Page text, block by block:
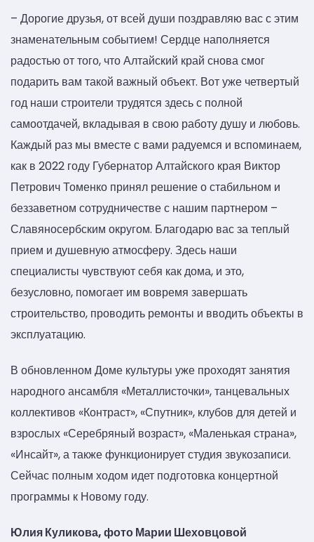
– Дорогие друзья, от всей души поздравляю вас с этим
знаменательным событием! Сердце наполняется
радостью от того, что Алтайский край снова смог
подарить вам такой важный объект. Вот уже четвертый
год наши строители трудятся здесь с полной
самоотдачей, вкладывая в свою работу душу и любовь.
Каждый раз мы вместе с вами радуемся и вспоминаем,
как в 2022 году Губернатор Алтайского края Виктор
Петрович Томенко принял решение о стабильном и
беззаветном сотрудничестве с нашим партнером –
Славяносербским округом. Благодарю вас за теплый
прием и душевную атмосферу. Здесь наши
специалисты чувствуют себя как дома, и это,
безусловно, помогает им вовремя завершать
строительство, проводить ремонты и вводить объекты в
эксплуатацию.
В обновленном Доме культуры уже проходят занятия
народного ансамбля «Металлисточки», танцевальных
коллективов «Контраст», «Спутник», клубов для детей и
взрослых «Серебряный возраст», «Маленькая страна»,
«Инсайт», а также функционирует студия звукозаписи.
Сейчас полным ходом идет подготовка концертной
программы к Новому году.
Юлия Куликова, фото Марии Шеховцовой